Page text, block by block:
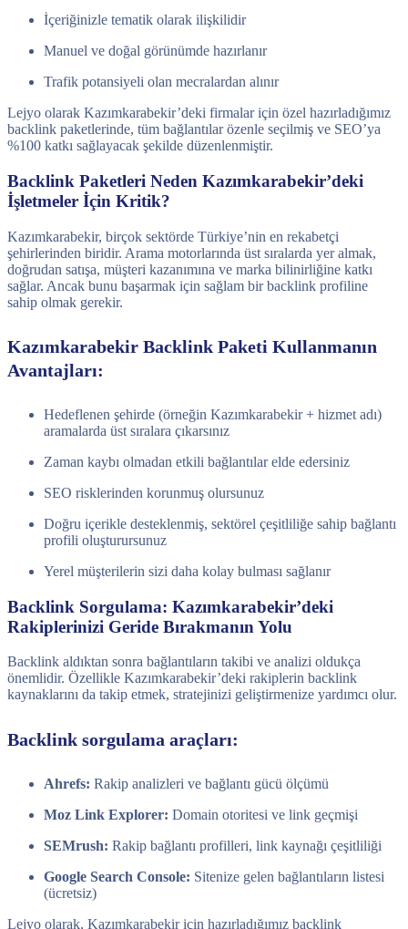
İçeriğinizle tematik olarak ilişkilidir
Manuel ve doğal görünümde hazırlanır
Trafik potansiyeli olan mecralardan alınır
Lejyo olarak Kazımkarabekir’deki firmalar için özel hazırladığımız
backlink paketlerinde, tüm bağlantılar özenle seçilmiş ve SEO’ya
%100 katkı sağlayacak şekilde düzenlenmiştir.
Backlink Paketleri Neden Kazımkarabekir’deki
İşletmeler İçin Kritik?
Kazımkarabekir, birçok sektörde Türkiye’nin en rekabetçi
şehirlerinden biridir. Arama motorlarında üst sıralarda yer almak,
doğrudan satışa, müşteri kazanımına ve marka bilinirliğine katkı
sağlar. Ancak bunu başarmak için sağlam bir backlink profiline
sahip olmak gerekir.
Kazımkarabekir Backlink Paketi Kullanmanın
Avantajları:
Hedeflenen şehirde (örneğin Kazımkarabekir + hizmet adı)
aramalarda üst sıralara çıkarsınız
Zaman kaybı olmadan etkili bağlantılar elde edersiniz
SEO risklerinden korunmuş olursunuz
Doğru içerikle desteklenmiş, sektörel çeşitliliğe sahip bağlantı
profili oluşturursunuz
Yerel müşterilerin sizi daha kolay bulması sağlanır
Backlink Sorgulama: Kazımkarabekir’deki
Rakiplerinizi Geride Bırakmanın Yolu
Backlink aldıktan sonra bağlantıların takibi ve analizi oldukça
önemlidir. Özellikle Kazımkarabekir’deki rakiplerin backlink
kaynaklarını da takip etmek, stratejinizi geliştirmenize yardımcı olur.
Backlink sorgulama araçları:
Ahrefs: Rakip analizleri ve bağlantı gücü ölçümü
Moz Link Explorer: Domain otoritesi ve link geçmişi
SEMrush: Rakip bağlantı profilleri, link kaynağı çeşitliliği
Google Search Console: Sitenize gelen bağlantıların listesi
(ücretsiz)
Lejyo olarak, Kazımkarabekir için hazırladığımız backlink